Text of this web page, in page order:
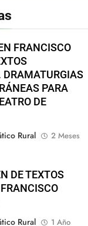
FRANCISCO
DRAMATURGIAS
PARA
DE
Rural
2 Meses
DE TEXTOS
Rural
1 Año